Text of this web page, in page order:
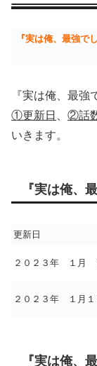
『実は俺、最強で
『実は俺、最強
①更新日
②話
いきます。
『実は俺、
更新日
２０２３年 １月
２０２３年 １月１
『実は俺、